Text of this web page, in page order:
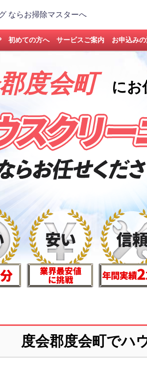
初めての方へ サービスご案内 お申込み
度会町 にお
度会郡度会町でハ